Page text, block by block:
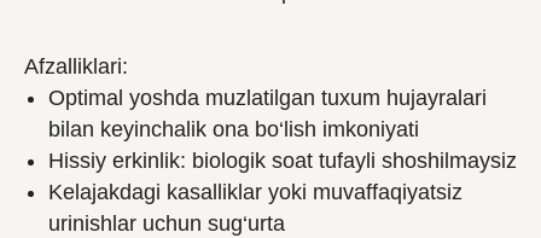
Afzalliklari:
Optimal yoshda muzlatilgan tuxum hujayralari
bilan keyinchalik ona bo‘lish imkoniyati
Hissiy erkinlik: biologik soat tufayli shoshilmaysiz
Kelajakdagi kasalliklar yoki muvaffaqiyatsiz
urinishlar uchun sug‘urta